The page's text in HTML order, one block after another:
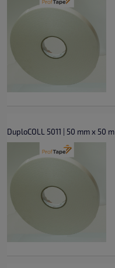
DuploCOLL 5011 | 50 mm x 50 m